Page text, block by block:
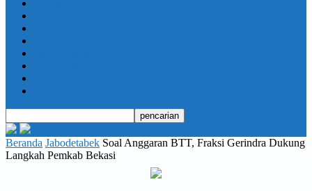
Beranda Jabodetabek Soal Anggaran BTT, Fraksi Gerindra Dukung
Langkah Pemkab Bekasi